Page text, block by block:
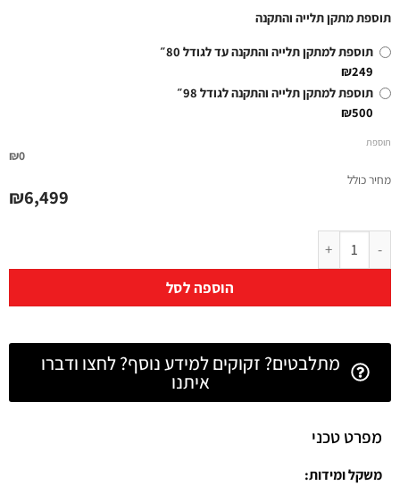
תוספת מתקן תלייה והתקנה
תוספת למתקן תלייה והתקנה עד לגודל 80״
₪249
תוספת למתקן תלייה והתקנה לגודל 98״
₪500
תוספת
₪0
מחיר כולל
₪6,499
הוספה לסל
מתלבטים? זקוקים למידע נוסף? לחצו ודברו
איתנו
מפרט טכני
משקל ומידות: